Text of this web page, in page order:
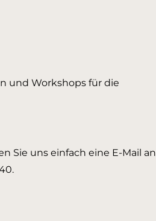
und Workshops für die
Sie uns einfach eine E-Mail an